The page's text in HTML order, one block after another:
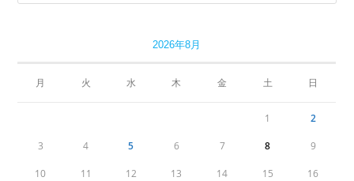
2026年8月
月 火 水 木 金 土 日
1 2
3 4 5 6 7 8 9
10 11 12 13 14 15 16